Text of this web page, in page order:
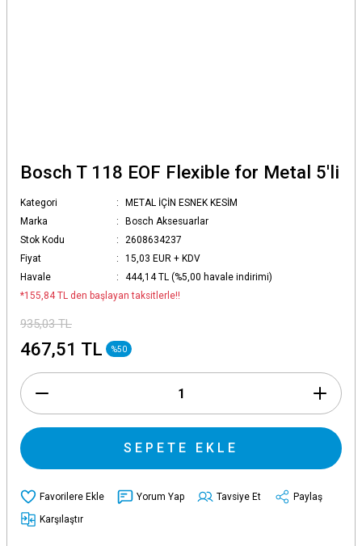
Bosch T 118 EOF Flexible for Metal 5'li
Kategori
METAL İÇİN ESNEK KESİM
Marka
Bosch Aksesuarlar
Stok Kodu
2608634237
Fiyat
15,03 EUR + KDV
Havale
444,14 TL (%5,00 havale indirimi)
*155,84 TL den başlayan taksitlerle!!
935,03 TL
467,51 TL %50
SEPETE EKLE
Yorum Yap Tavsiye Et
Paylaş
Karşılaştır